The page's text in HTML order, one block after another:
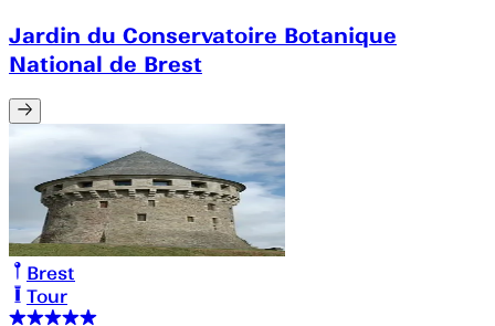
Jardin du Conservatoire Botanique
National de Brest
Brest
Tour